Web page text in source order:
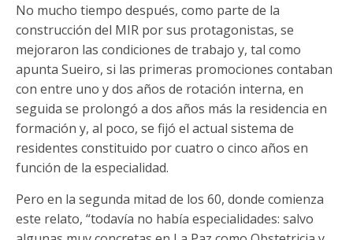
No mucho tiempo después, como parte de la
construcción del MIR por sus protagonistas, se
mejoraron las condiciones de trabajo y, tal como
apunta Sueiro, si las primeras promociones contaban
con entre uno y dos años de rotación interna, en
seguida se prolongó a dos años más la residencia en
formación y, al poco, se fijó el actual sistema de
residentes constituido por cuatro o cinco años en
función de la especialidad.
Pero en la segunda mitad de los 60, donde comienza
este relato, “todavía no había especialidades: salvo